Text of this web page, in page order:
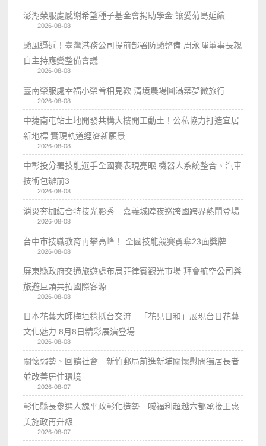
澎湖榮服處感謝希望種子基金會捐助學金 讓愛菊島延續
2026-08-08
颱風逼近！臺灣港務公司提前部署防颱整備 周永暉董事長親
自主持應變整備會議
2026-08-08
臺南榮服處幸福小榮眷相見歡 清境農場圓滿築夢微旅行
2026-08-08
中捷南屯站土地開發共構大樓開工動土！公私協力打造宜居
新地標 實現軌道經濟新願景
2026-08-08
中彰投分署技能選手全國賽表現亮眼 機器人系統整合、汽車
技術包辦前3
2026-08-08
消災夯枷結合特技光影秀 嘉義城隍夜巡跨國跨界熱鬧登場
2026-08-08
台中市技職教育再攀高峰！ 全國技能競賽勇奪23面獎牌
2026-08-08
屏東縣政府交通旅遊處布局菲律賓觀光市場 拜會航空公司與
旅遊巨頭共拓國際客源
2026-08-08
日本花藝大師梅垣稔抵台交流 「花見日和」展現台日花藝
文化魅力 8月8日精彩展演登場
2026-08-08
關懷弱勢、回饋社會 新竹郵局前進新埔關懷慰問獨居長者
並改善居住環境
2026-08-07
彰化縣長參選人魏平政彰化造勢 喊福利超越六都承接王惠
美施政再升級
2026-08-07